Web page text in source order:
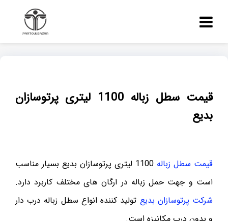
قیمت سطل زباله 1100 لیتری پرتوسازان
بدیع
قیمت سطل زباله
1100 لیتری پرتوسازان بدیع بسیار مناسب
است و جهت حمل زباله در ارگان های مختلف کاربرد دارد.
شرکت پرتوسازان بدیع تولید کننده انواع سطل زباله درب دار
و بدون درب مکانیزه است.